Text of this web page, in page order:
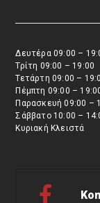
Δευτέρα 09:00 –
Τρίτη 09:00 – 19:00
Τετάρτη 09:00 –
Πέμπτη 09:00 –
Παρασκευή 09:00 –
Σάββατο 10:00 –
Κυριακή Κλειστά